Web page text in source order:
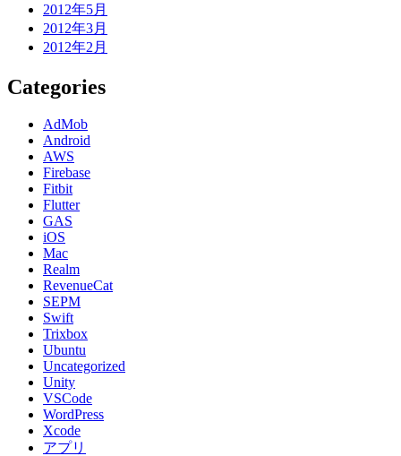
2012年5月
2012年3月
2012年2月
Categories
AdMob
Android
AWS
Firebase
Fitbit
Flutter
GAS
iOS
Mac
Realm
RevenueCat
SEPM
Swift
Trixbox
Ubuntu
Uncategorized
Unity
VSCode
WordPress
Xcode
アプリ